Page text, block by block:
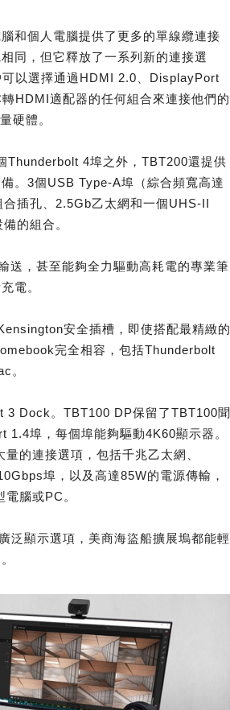
和個人電腦提供了更多的單線纜連接
同，但它釋放了一系列新的連接選
以選擇通過HDMI 2.0、DisplayPort
HDMI適配器的任何組合來連接他們的
硬體。
Thunderbolt 4埠之外，TBT200還提供
。3個USB Type-A埠（綜合頻寬高達
插孔、2.5Gb乙太網和一個UHS-II
的組合。
送，甚至能夠全力驅動高耗電的專業筆
電。
安全插槽，即使搭配最精緻的
完全相容，包括Thunderbolt
。
3 Dock。TBT100 DP保留了TBT100聞
埠，每個埠能夠驅動4K60顯示器。
的連接選項，包括千兆乙太網、
埠，以及高達85W的電源傳輸，
腦或PC。
泛顯示選項，美商海盜船擴展塢都能輕